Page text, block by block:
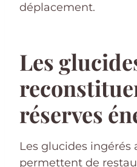
déplacement.
Les
réserves
Les glucides ingérés
permettent de